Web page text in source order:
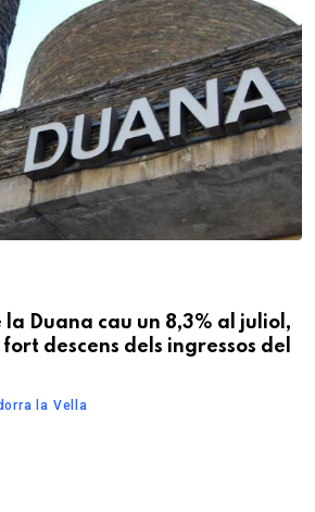
la Duana cau un 8,3% al juliol,
descens dels ingressos del
la Vella